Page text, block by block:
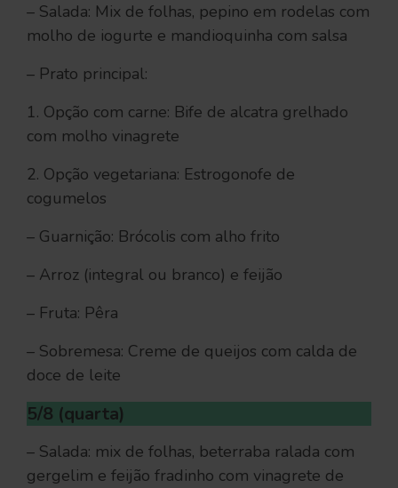
– Salada: Mix de folhas, pepino em rodelas com
molho de iogurte e mandioquinha com salsa
– Prato principal:
1. Opção com carne: Bife de alcatra grelhado
com molho vinagrete
2. Opção vegetariana: Estrogonofe de
cogumelos
– Guarnição: Brócolis com alho frito
– Arroz (integral ou branco) e feijão
– Fruta: Pêra
– Sobremesa: Creme de queijos com calda de
doce de leite
5/8 (quarta)
– Salada: mix de folhas, beterraba ralada com
gergelim e feijão fradinho com vinagrete de